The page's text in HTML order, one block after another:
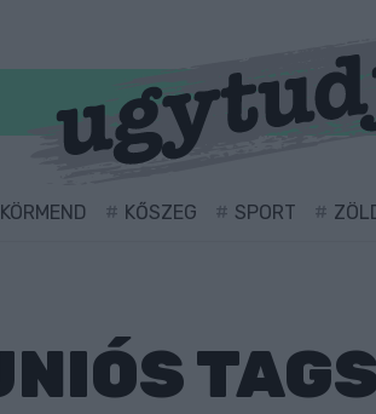
KÖRMEND KŐSZEG SPORT